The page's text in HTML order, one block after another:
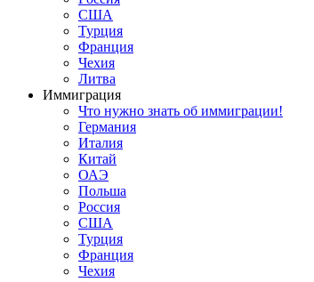
США
Турция
Франция
Чехия
Литва
Иммиграция
Что нужно знать об иммиграции!
Германия
Италия
Китай
ОАЭ
Польша
Россия
США
Турция
Франция
Чехия